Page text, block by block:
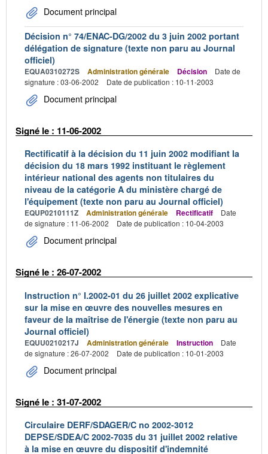
Document principal
Décision n° 74/ENAC-DG/2002 du 3 juin 2002 portant
délégation de signature (texte non paru au Journal
officiel)
EQUA0310272S Administration générale Décision
Date de
signature : 03-06-2002
Date de publication : 10-11-2003
Document principal
Signé le : 11-06-2002
Rectificatif à la décision du 11 juin 2002 modifiant la
décision du 18 mars 1992 instituant le règlement
intérieur national des agents non titulaires du
niveau de la catégorie A du ministère chargé de
l'équipement (texte non paru au Journal officiel)
EQUP0210111Z Administration générale Rectificatif
Date
de signature : 11-06-2002
Date de publication : 10-04-2003
Document principal
Signé le : 26-07-2002
Instruction n° I.2002-01 du 26 juillet 2002 explicative
sur la mise en œuvre des nouvelles mesures en
faveur de la maîtrise de l'énergie (texte non paru au
Journal officiel)
EQUU0210217J Administration générale Instruction
Date
de signature : 26-07-2002
Date de publication : 10-01-2003
Document principal
Signé le : 31-07-2002
Circulaire DERF/SDAGER/C no 2002-3012
DEPSE/SDEA/C 2002-7035 du 31 juillet 2002 relative
à la mise en œuvre du dispositif d'indemnité